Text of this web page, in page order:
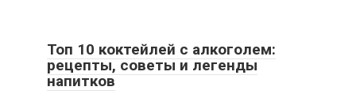
Топ 10 коктейлей с алкоголем:
рецепты, советы и легенды
напитков